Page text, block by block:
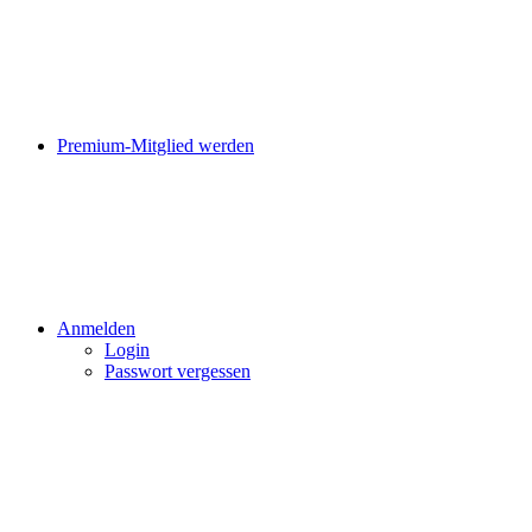
Premium-Mitglied werden
Anmelden
Login
Passwort vergessen